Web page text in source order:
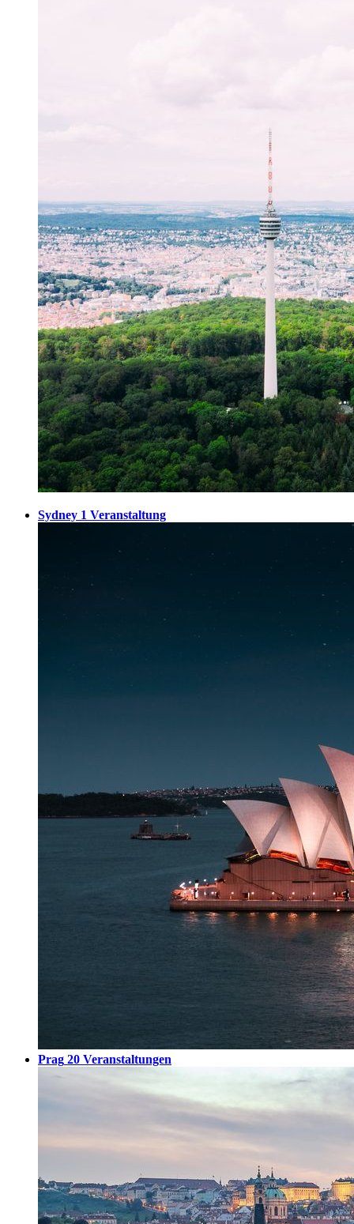
Sydney 1 Veranstaltung
Prag 20 Veranstaltungen